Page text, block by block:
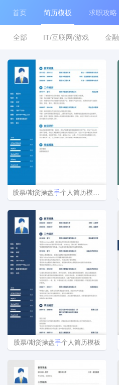
首页 简历模板 求职攻略
全部 IT/互联网/游戏 金融
股票/期货操盘手个人简历模板下载word格式
股票/期货操盘手个人简历模板